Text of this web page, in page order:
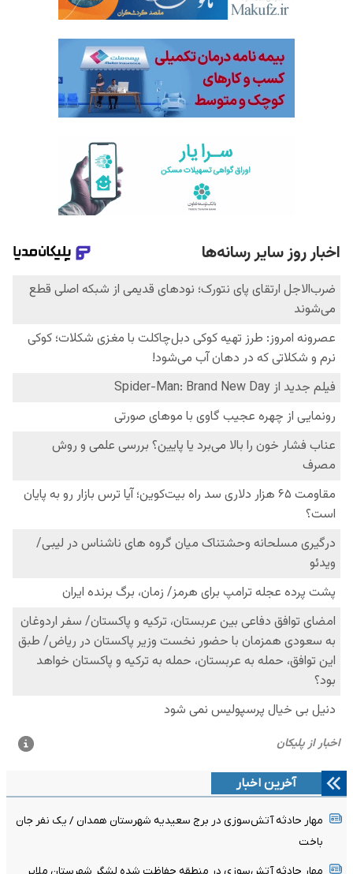
آخرین اخبار
مهار حادثه آتش‌سوزی در برج سعیدیه شهرستان همدان / یک نفر جان
باخت
مهار حادثه آتش‌سوزی در منطقه حفاظت شده لشگر شهرستان ملایر